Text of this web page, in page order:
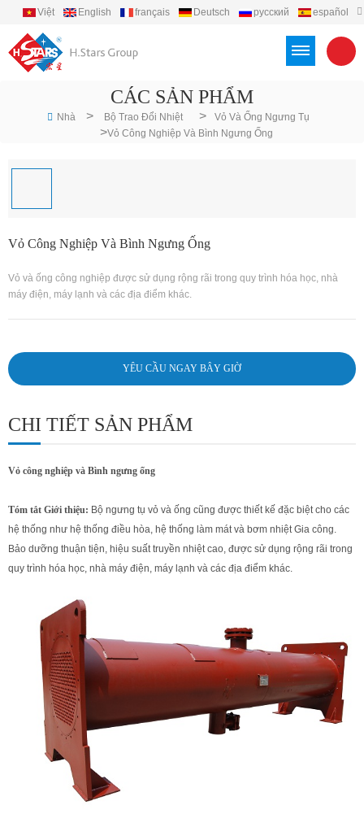
Việt English français Deutsch русский
español
CÁC SẢN PHẨM
Nhà > Bộ Trao Đổi Nhiệt > Vỏ Và Ống Ngưng Tụ
>Vỏ Công Nghiệp Và Bình Ngưng Ống
Vỏ Công Nghiệp Và Bình Ngưng Ống
Vỏ và ống công nghiệp được sử dụng rộng rãi trong quy trình hóa học, nhà
máy điện, máy lạnh và các địa điểm khác.
YÊU CẦU NGAY BÂY GIỜ
CHI TIẾT SẢN PHẨM
Vỏ công nghiệp và Bình ngưng ống
Tóm tắt Giới thiệu: Bộ ngưng tụ vỏ và ống cũng được thiết kế đặc biệt cho các
hệ thống như hệ thống điều hòa, hệ thống làm mát và bơm nhiệt Gia công.
Bảo dưỡng thuận tiện, hiệu suất truyền nhiệt cao, được sử dụng rộng rãi trong
quy trình hóa học, nhà máy điện, máy lạnh và các địa điểm khác.